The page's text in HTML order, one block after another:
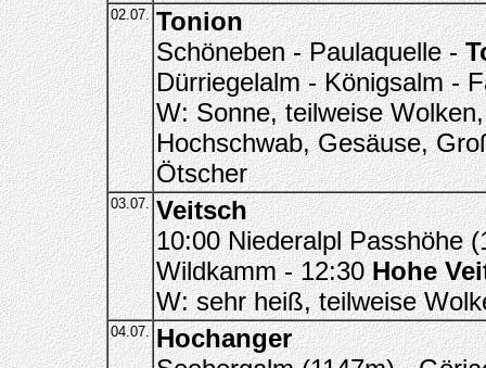
02.07. Tonion
Schöneben - Paulaquelle -
Dürriegelalm - Königsalm -
W: Sonne, teilweise
Hochschwab, Gesäuse,
Ötscher
03.07. Veitsch
10:00 Niederalpl Passhöhe
Wildkamm - 12:30Hohe
W: sehr heiß, teilweise
04.07. Hochanger